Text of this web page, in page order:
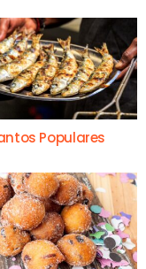
Populares